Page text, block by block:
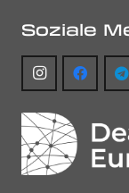
Soziale